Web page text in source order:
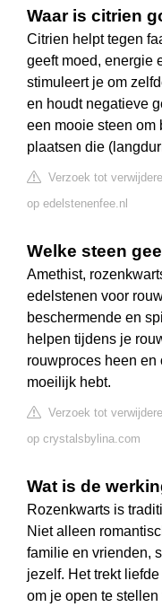
Waar is citrien
Citrien helpt tegen
geeft moed, energie
stimuleert je om
en houdt negatieve
een mooie steen om
plaatsen die
Verzoek tot
op edelstenenfee.nl
Welke steen
Amethist,
edelstenen voor
beschermende en
helpen tijdens je
rouwproces heen
moeilijk hebt.
Verzoek tot
op crystalsbylina.com
Wat is de
Rozenkwarts is
Niet alleen
familie en vrienden,
jezelf. Het trekt
om je open te